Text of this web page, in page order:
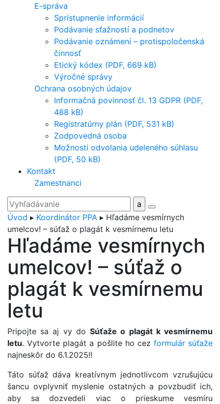
E-správa
Sprístupnenie informácií
Podávanie sťažností a podnetov
Podávanie oznámení – protispoločenská
činnosť
Etický kódex (PDF, 669 kB)
Výročné správy
Ochrana osobných údajov
Informačná povinnosť čl. 13 GDPR (PDF,
488 kB)
Registratúrny plán (PDF, 531 kB)
Zodpovedná osoba
Možnosti odvolania udeleného súhlasu
(PDF, 50 kB)
Kontakt
Zamestnanci
Úvod ▸ Koordinátor PPA ▸ Hľadáme vesmírnych
umelcov! – súťaž o plagát k vesmírnemu letu
Hľadáme vesmírnych
umelcov! – súťaž o
plagát k vesmírnemu
letu
Pripojte sa aj vy doSúťaže o plagát k vesmírnemu
letu. Vytvorte plagát a pošlite ho cez formulár súťaže
najneskôr do 6.1.2025!!
Táto súťaž dáva kreatívnym jednotlivcom vzrušujúcu
šancu ovplyvniť myslenie ostatných a povzbudiť ich,
aby sa dozvedeli viac o prieskume vesmíru